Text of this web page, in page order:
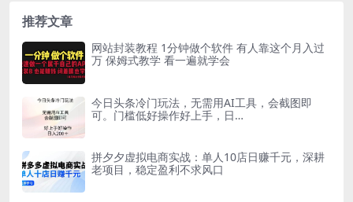
推荐文章
网站封装教程 1分钟做个软件 有人靠这个月入过
万 保姆式教学 看一遍就学会
今日头条冷门玩法，无需用AI工具，会截图即
可。门槛低好操作好上手，日…
拼夕夕虚拟电商实战：单人10店日赚千元，深耕
老项目，稳定盈利不求风口